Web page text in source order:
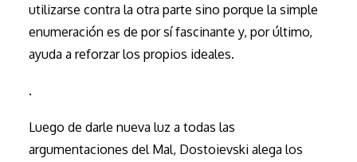
utilizarse contra la otra parte sino porque la simple
enumeración es de por sí fascinante y, por último,
ayuda a reforzar los propios ideales.
.
Luego de darle nueva luz a todas las
argumentaciones del Mal, Dostoievski alega los